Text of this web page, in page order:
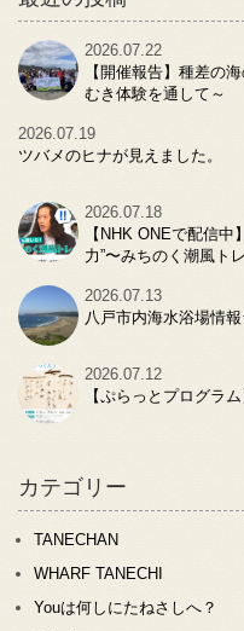
2026.07.22
【開催報告】種差の
むき体験を通して～
2026.07.19
ツバメのヒナが見えました。
2026.07.18
【NHK ONEで配信
力”〜みちのく潮風ト
2026.07.13
八戸市内海水浴場情
2026.07.12
【ぷらっとプログラ
カテゴリー
TANECHAN
WHARF TANECHI
Youは何しにたねさしへ？